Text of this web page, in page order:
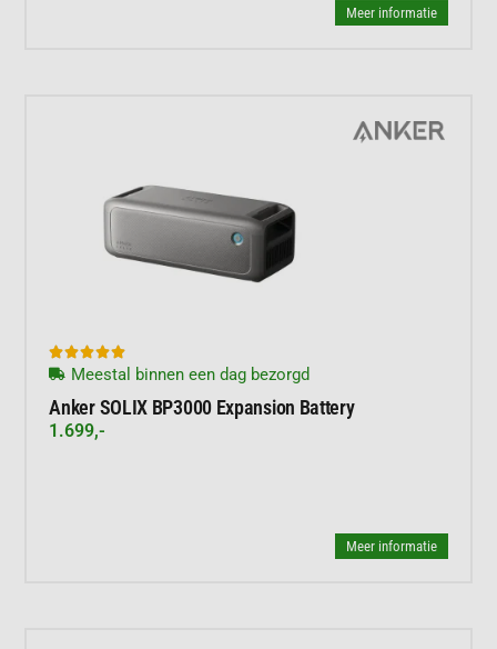
Meer informatie

Meestal binnen een dag bezorgd
Anker SOLIX BP3000 Expansion Battery
1.699,-
Meer informatie